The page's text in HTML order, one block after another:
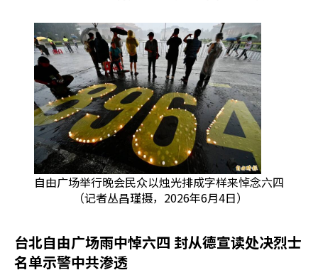
自由广场举行晚会民众以烛光排成字样来悼念六四
（记者丛昌瑾摄，2026年6月4日）
台北自由广场雨中悼六四 封从德宣读处决烈士
名单示警中共渗透